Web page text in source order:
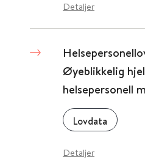
Detaljer
Øyeblikkelig
helsepersonell
Lovdata
Detaljer